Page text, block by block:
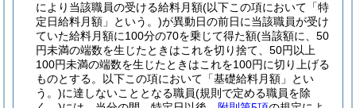
により当該職員の受ける給料月額(以下この項において「特
定日給料月額」という。)が異動日の前日に当該職員が受け
ていた給料月額に100分の70を乗じて得た額(当該額に、50
円未満の端数を生じたときはこれを切り捨て、50円以上
100円未満の端数を生じたときはこれを100円に切り上げる
ものとする。以下この項において「基礎給料月額」とい
う。)に達しないこととなる職員(規則で定める職員を除